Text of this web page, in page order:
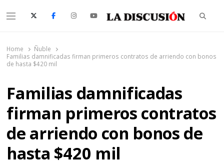
Menu
Home
Ñuble
Familias damnificadas firman primeros contratos de arriendo con bonos
de hasta $420 mil
Familias damnificadas
firman primeros contratos
de arriendo con bonos de
hasta $420 mil